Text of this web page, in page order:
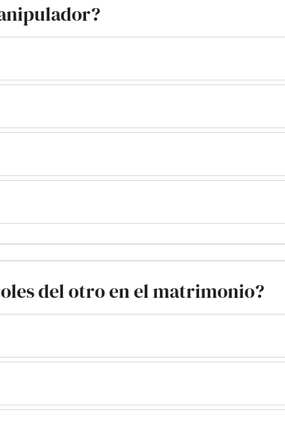
del otro en el matrimonio?